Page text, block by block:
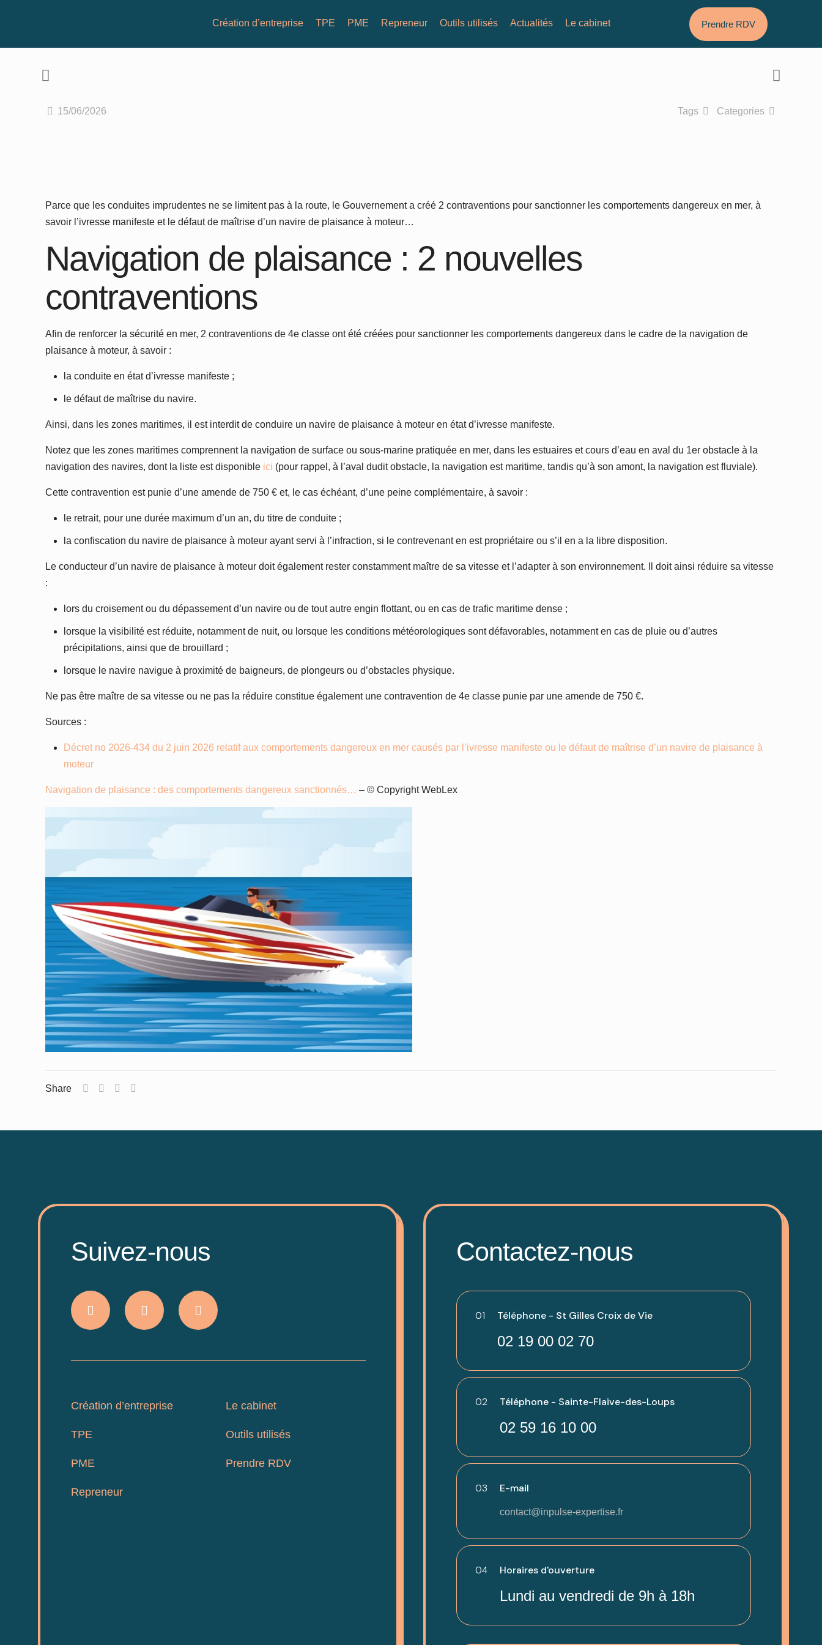
Création d’entreprise TPE PME Repreneur Outils utilisés Actualités Le cabinet Prendre RDV
15/06/2026 Categories
Tags
Parce que les conduites imprudentes ne se limitent pas à la route, le Gouvernement a créé 2 contraventions pour sanctionner les comportements dangereux en mer, à
savoir l’ivresse manifeste et le défaut de maîtrise d’un navire de plaisance à moteur…
Navigation de plaisance : 2 nouvelles
contraventions
Afin de renforcer la sécurité en mer, 2 contraventions de 4e classe ont été créées pour sanctionner les comportements dangereux dans le cadre de la navigation de
plaisance à moteur, à savoir :
la conduite en état d’ivresse manifeste ;
le défaut de maîtrise du navire.
Ainsi, dans les zones maritimes, il est interdit de conduire un navire de plaisance à moteur en état d’ivresse manifeste.
Notez que les zones maritimes comprennent la navigation de surface ou sous-marine pratiquée en mer, dans les estuaires et cours d’eau en aval du 1er obstacle à la
navigation des navires, dont la liste est disponible ici (pour rappel, à l’aval dudit obstacle, la navigation est maritime, tandis qu’à son amont, la navigation est fluviale).
Cette contravention est punie d’une amende de 750 € et, le cas échéant, d’une peine complémentaire, à savoir :
le retrait, pour une durée maximum d’un an, du titre de conduite ;
la confiscation du navire de plaisance à moteur ayant servi à l’infraction, si le contrevenant en est propriétaire ou s’il en a la libre disposition.
Le conducteur d’un navire de plaisance à moteur doit également rester constamment maître de sa vitesse et l’adapter à son environnement. Il doit ainsi réduire sa vitesse
:
lors du croisement ou du dépassement d’un navire ou de tout autre engin flottant, ou en cas de trafic maritime dense ;
lorsque la visibilité est réduite, notamment de nuit, ou lorsque les conditions météorologiques sont défavorables, notamment en cas de pluie ou d’autres
précipitations, ainsi que de brouillard ;
lorsque le navire navigue à proximité de baigneurs, de plongeurs ou d’obstacles physique.
Ne pas être maître de sa vitesse ou ne pas la réduire constitue également une contravention de 4e classe punie par une amende de 750 €.
Sources :
Décret no 2026-434 du 2 juin 2026 relatif aux comportements dangereux en mer causés par l’ivresse manifeste ou le défaut de maîtrise d’un navire de plaisance à
moteur
Navigation de plaisance : des comportements dangereux sanctionnés… – © Copyright WebLex
Share
Suivez-nous
Création d’entreprise
TPE
PME
Repreneur
Le cabinet
Outils utilisés
Prendre RDV
Contactez-nous
01 Téléphone - St Gilles Croix de Vie
02 19 00 02 70
02 Téléphone - Sainte-Flaive-des-Loups
02 59 16 10 00
03 E-mail
contact@inpulse-expertise.fr
04 Horaires d'ouverture
Lundi au vendredi de 9h à 18h